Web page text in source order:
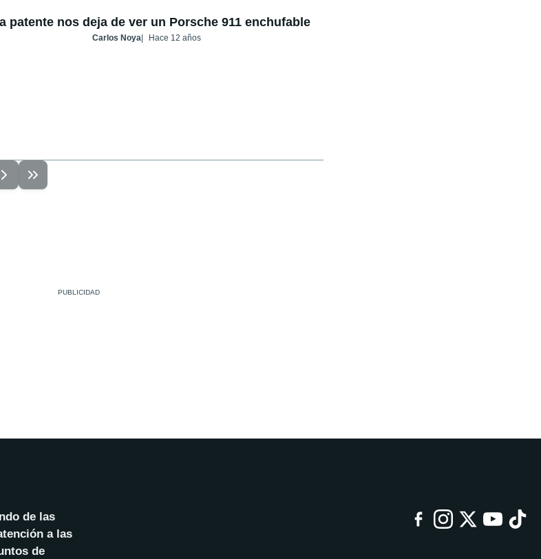
patente nos deja de ver un Porsche 911 enchufable
Carlos Noya Hace 12 años
de las
a las
de